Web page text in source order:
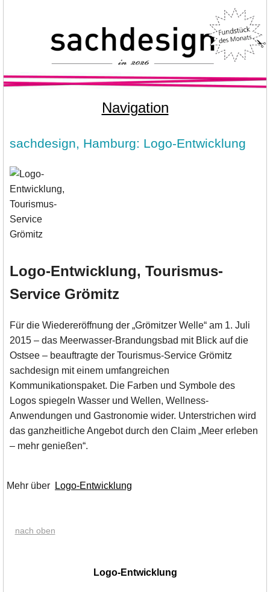
Navigation
sachdesign, Hamburg: Logo-Entwicklung
Logo-Entwicklung, Tourismus-
Service Grömitz
Für die Wiedereröffnung der „Grömitzer Welle“ am 1. Juli
2015 – das Meerwasser-Brandungsbad mit Blick auf die
Ostsee – beauftragte der Tourismus-Service Grömitz
sachdesign mit einem umfangreichen
Kommunikationspaket. Die Farben und Symbole des
Logos spiegeln Wasser und Wellen, Wellness-
Anwendungen und Gastronomie wider. Unterstrichen wird
das ganzheitliche Angebot durch den Claim „Meer erleben
– mehr genießen“.
Mehr über Logo-Entwicklung
nach oben
Logo-Entwicklung